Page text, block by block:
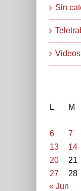
Sin
Videos
L
M
6
7
13
14
20
21
27
28
« Jun